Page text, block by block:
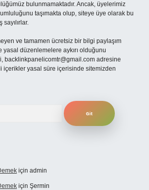
bulunmamaktadır. Ancak, üyelerimiz
taşımakta olup, siteye üye olarak bu
ve tamamen ücretsiz bir bilgi paylaşım
yasal düzenlemelere aykırı olduğunu
backlinkpanelicomtr@gmail.com adresine
içerikler yasal süre içerisinde sitemizden
için admin
için Şermin